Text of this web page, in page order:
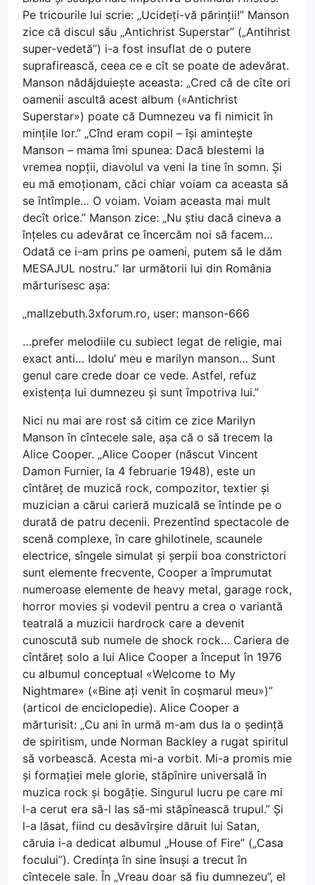
Pe tricourile lui scrie: „Ucideți-vă părinții!” Manson
zice că discul său „Antichrist Superstar” („Antihrist
super-vedetă”) i-a fost insuflat de o putere
suprafirească, ceea ce e cît se poate de adevărat.
Manson nădăjduiește aceasta: „Cred că de cîte ori
oamenii ascultă acest album («Antichrist
Superstar») poate că Dumnezeu va fi nimicit în
mințile lor.” „Cînd eram copil – își amintește
Manson – mama îmi spunea: Dacă blestemi la
vremea nopții, diavolul va veni la tine în somn. Și
eu mă emoționam, căci chiar voiam ca aceasta să
se întîmple… O voiam. Voiam aceasta mai mult
decît orice.” Manson zice: „Nu știu dacă cineva a
înțeles cu adevărat ce încercăm noi să facem…
Odată ce i-am prins pe oameni, putem să le dăm
MESAJUL nostru.” Iar următorii lui din România
mărturisesc așa:
„mallzebuth.3xforum.ro, user: manson-666
…prefer melodiile cu subiect legat de religie, mai
exact anti… Idolu’ meu e marilyn manson… Sunt
genul care crede doar ce vede. Astfel, refuz
existența lui dumnezeu și sunt împotriva lui.”
Nici nu mai are rost să citim ce zice Marilyn
Manson în cîntecele sale, așa că o să trecem la
Alice Cooper. „Alice Cooper (născut Vincent
Damon Furnier, la 4 februarie 1948), este un
cîntăreț de muzică rock, compozitor, textier și
muzician a cărui carieră muzicală se întinde pe o
durată de patru decenii. Prezentînd spectacole de
scenă complexe, în care ghilotinele, scaunele
electrice, sîngele simulat și șerpii boa constrictori
sunt elemente frecvente, Cooper a împrumutat
numeroase elemente de heavy metal, garage rock,
horror movies și vodevil pentru a crea o variantă
teatrală a muzicii hardrock care a devenit
cunoscută sub numele de shock rock… Cariera de
cîntăreț solo a lui Alice Cooper a început în 1976
cu albumul conceptual «Welcome to My
Nightmare» («Bine ați venit în coșmarul meu»)”
(articol de enciclopedie). Alice Cooper a
mărturisit: „Cu ani în urmă m-am dus la o ședință
de spiritism, unde Norman Backley a rugat spiritul
să vorbească. Acesta mi-a vorbit. Mi-a promis mie
și formației mele glorie, stăpînire universală în
muzica rock și bogăție. Singurul lucru pe care mi
l-a cerut era să-l las să-mi stăpînească trupul.” Și
l-a lăsat, fiind cu desăvîrșire dăruit lui Satan,
căruia i-a dedicat albumul „House of Fire” („Casa
focului”). Credința în sine însuși a trecut în
cîntecele sale. În „Vreau doar să fiu dumnezeu”, el